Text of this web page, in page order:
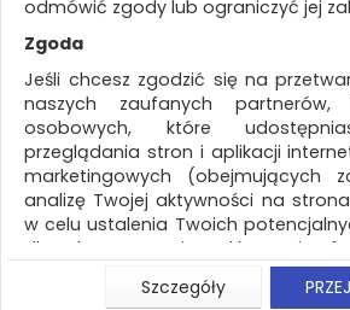
REKLAMA
AKTUALNOŚCI
Ochrona indywidualna
ZNALEZIONYCH PRODUKTÓW: 2
Sortuj po Standardowe
odmówić zgody lub ograniczyć jej
Zgoda
Jeśli chcesz zgodzić się na
naszych zaufanych partnerów,
osobowych, które
przeglądania stron i aplikacji
marketingowych (obejmujących
analizę Twojej aktywności na
w celu ustalenia Twoich
dla dostosowania reklamy i
umieszczanie tzw. cookies na
ich odczytywanie, kliknij przycisk
Szczegóły